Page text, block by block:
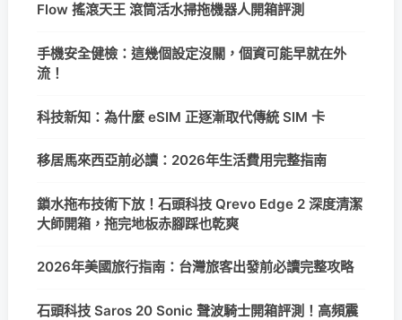
Flow 搖滾天王 滾筒活水掃拖機器人開箱評測
手機安全健檢：這幾個設定沒關，個資可能早就在外
流！
科技新知：為什麼 eSIM 正逐漸取代傳統 SIM 卡
移居馬來西亞前必讀：2026年生活費用完整指南
鎖水拖布技術下放！石頭科技 Qrevo Edge 2 深度清潔
大師開箱，拖完地板赤腳踩也乾爽
2026年美國旅行指南：台灣旅客出發前必讀完整攻略
石頭科技 Saros 20 Sonic 聲波騎士開箱評測！高頻震